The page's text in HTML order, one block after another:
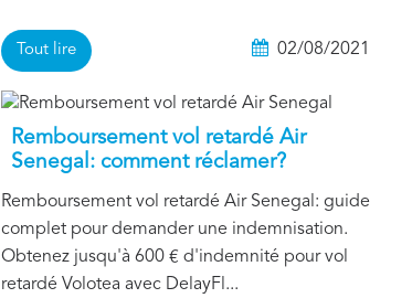
Tout lire 02/08/2021
Remboursement vol retardé Air
Senegal: comment réclamer?
Remboursement vol retardé Air Senegal: guide
complet pour demander une indemnisation.
Obtenez jusqu'à 600 € d'indemnité pour vol
retardé Volotea avec DelayFl...